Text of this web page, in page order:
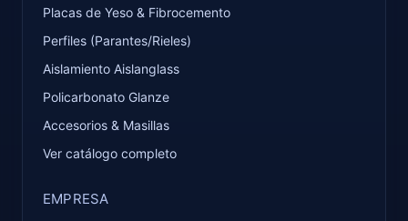
Placas de Yeso & Fibrocemento
Perfiles (Parantes/Rieles)
Aislamiento Aislanglass
Policarbonato Glanze
Accesorios & Masillas
Ver catálogo completo
EMPRESA